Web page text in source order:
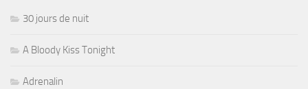
30 jours de nuit
A Bloody Kiss Tonight
Adrenalin